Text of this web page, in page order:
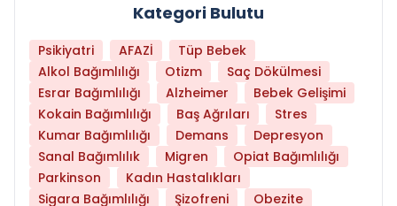
Kategori Bulutu
Psikiyatri AFAZİ
Tüp Bebek
Alkol Bağımlılığı
Otizm
Saç Dökülmesi
Esrar Bağımlılığı
Alzheimer
Bebek Gelişimi
Kokain Bağımlılığı
Baş Ağrıları
Stres
Kumar Bağımlılığı
Demans
Depresyon
Sanal Bağımlılık
Migren
Opiat Bağımlılığı
Parkinson
Kadın Hastalıkları
Sigara Bağımlılığı
Şizofreni Obezite